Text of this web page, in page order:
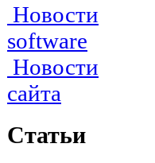
Новости
software
Новости
сайта
Статьи